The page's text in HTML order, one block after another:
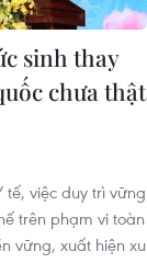
sinh thay
chưa thật
tế, việc duy trì vững
trên phạm vi toàn
vững, xuất hiện xu